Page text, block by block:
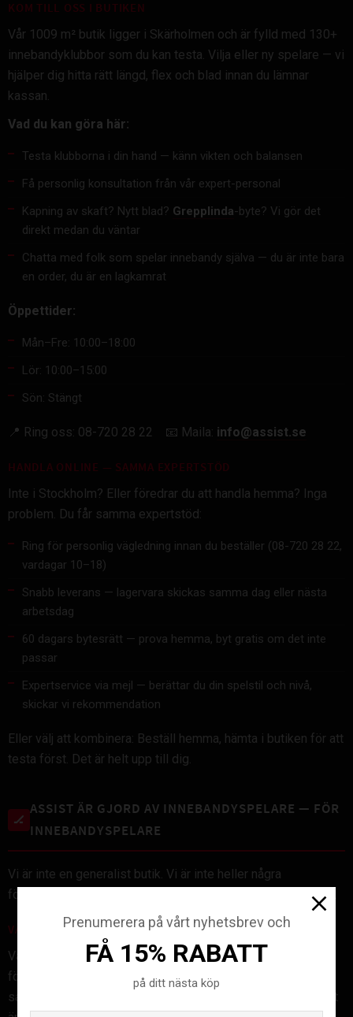
KOM TILL OSS I BUTIKEN
Vår 1009 m² butik ligger i Skärholmen och är fylld med 130+
innebandyklubbor som du kan testa. Vilja eller ny spelare — vi
hjälper dig hitta rätt längd, flex och blad innan du lämnar
kassan.
Vad du kan göra här:
Testa klubborna i din hand — känn vikten och balansen
Få personlig konsultation från vår expert-personal
Kapning av skaft? Nytt blad? Grepplinda-byte? Vi gör det
direkt medan du väntar
Chatta med folk som spelar innebandy själva — du är inte bara
en order, du är en lagkamrat
Öppettider:
Mån–Fre: 10:00–18:00
Lör: 10:00–15:00
Sön: Stängt
📍 Ring oss: 08-720 28 22 📧 Maila: info@assist.se
HANDLA ONLINE — SAMMA EXPERTSTÖD
Inte i Stockholm? Eller föredrar du att handla hemma? Inga
problem. Du får samma expertstöd:
Ring för personlig vägledning innan du beställer (08-720 28 22,
vardagar 10–18)
Snabb leverans — lagervara skickas samma dag eller nästa
arbetsdag
60 dagars bytesrätt — prova hemma, byt gratis om det inte
passar
Expertservice via mejl — berättar du din spelstil och nivå,
skickar vi rekommendation
Eller välj att kombinera: Beställ hemma, hämta i butiken för att
testa först. Det är helt upp till dig.
🏒
ASSIST ÄR GJORD AV INNEBANDYSPELARE — FÖR
INNEBANDYSPELARE
Vi är inte en generalist butik. Vi är inte heller några
försäljarrobotar. Vi är innebandyfolk som brinner för sporten.
VÅR PERSONAL TRÄNAR OCH SPELAR SJÄLVA
Vår team består av spelare från olika nivåer — från barnets
första trupp till SSL-spel. Vi förstår din resa för att vi går
samma väg. Vi vet hur det känns att växa in i sporten, hur det
Prenumerera på vårt nyhetsbrev och
FÅ 15% RABATT
på ditt nästa köp